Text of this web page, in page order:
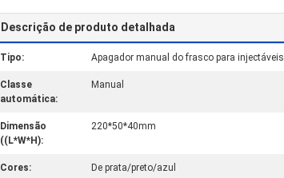
Descrição de produto detalhada
Tipo: Apagador manual do frasco para injectáveis
Classe
automática:
Manual
Dimensão
((L*W*H):
220*50*40mm
Cores: De prata/preto/azul